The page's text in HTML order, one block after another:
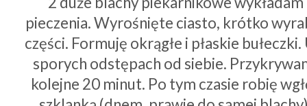
pieczenia. Wyrośnięte ciasto, krótko
części. Formuję okrągłe i płaskie
sporych odstępach od siebie.
kolejne 20 minut. Po tym czasie robię